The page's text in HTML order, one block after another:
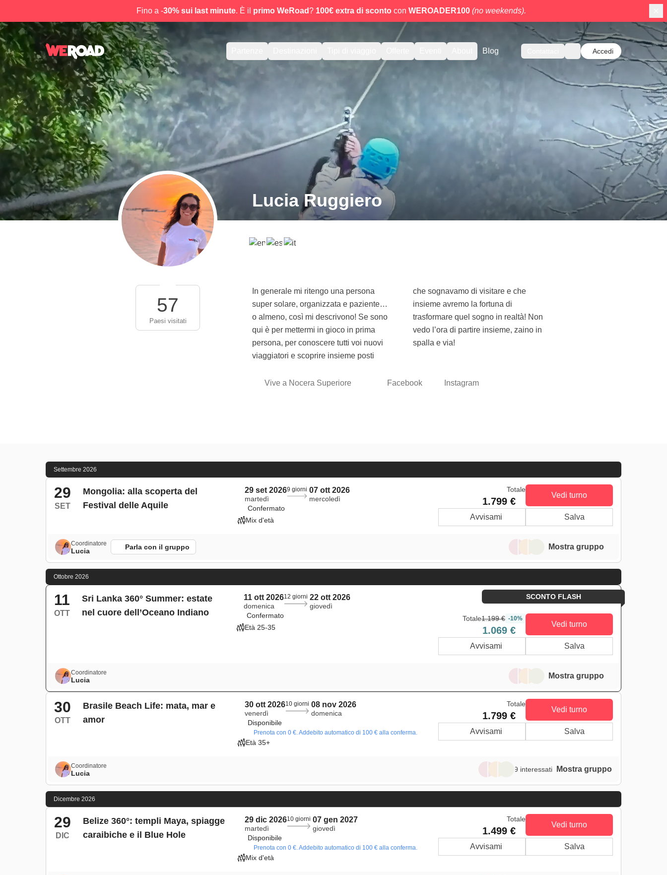
Fino a -30% sui last minute. È il primo WeRoad? 100€ extra di scontocon WEROADER100 (no weekends).
Blog Accedi
Lucia Ruggiero
57
Paesi visitati
In generale mi ritengo una persona
super solare, organizzata e paziente…
o almeno, così mi descrivono! Se sono
qui è per mettermi in gioco in prima
persona, per conoscere tutti voi nuovi
viaggiatori e scoprire insieme posti
che sognavamo di visitare e che
insieme avremo la fortuna di
trasformare quel sogno in realtà! Non
vedo l’ora di partire insieme, zaino in
spalla e via!
Vive a Nocera Superiore Facebook Instagram
Settembre 2026
29
SET
Mongolia: alla scoperta del
Festival delle Aquile
29 set 2026
martedì
9 giorni 07 ott 2026
mercoledì
Confermato
Mix d'età
Totale
1.799 €
Vedi turno
Avvisami Salva
Coordinatore
Lucia Parla con il gruppo Mostra gruppo
Ottobre 2026
11
OTT
Sri Lanka 360° Summer: estate
nel cuore dell’Oceano Indiano
11 ott 2026
domenica
12 giorni 22 ott 2026
giovedì
Confermato
Età 25-35
SCONTO FLASH
Totale1.199 € -10%
1.069 €
Vedi turno
Avvisami Salva
Coordinatore
Lucia Mostra gruppo
30
OTT
Brasile Beach Life: mata, mar e
amor
30 ott 2026
venerdì
10 giorni 08 nov 2026
domenica
Disponibile
Prenota con 0 €. Addebito automatico di 100 € alla conferma.
Età 35+
Totale
1.799 €
Vedi turno
Avvisami Salva
Coordinatore
Lucia 9 interessati Mostra gruppo
Dicembre 2026
29
DIC
Belize 360°: templi Maya, spiagge
caraibiche e il Blue Hole
29 dic 2026
martedì
10 giorni 07 gen 2027
giovedì
Disponibile
Prenota con 0 €. Addebito automatico di 100 € alla conferma.
Mix d'età
Totale
1.499 €
Vedi turno
Avvisami Salva